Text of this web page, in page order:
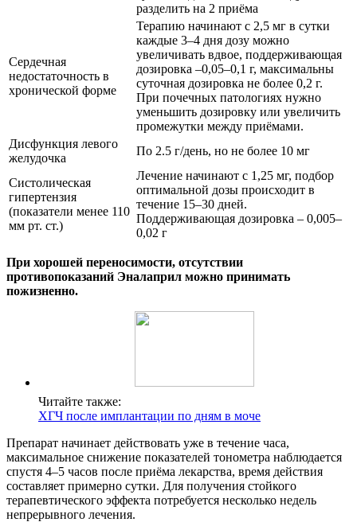
разделить на 2 приёма
Сердечная
недостаточность в
хронической форме
Терапию начинают с 2,5 мг в сутки
каждые 3–4 дня дозу можно
увеличивать вдвое, поддерживающая
дозировка –0,05–0,1 г, максимальны
суточная дозировка не более 0,2 г.
При почечных патологиях нужно
уменьшить дозировку или увеличить
промежутки между приёмами.
Дисфункция левого
желудочка
По 2.5 г/день, но не более 10 мг
Систолическая
гипертензия
(показатели менее 110
мм рт. ст.)
Лечение начинают с 1,25 мг, подбор
оптимальной дозы происходит в
течение 15–30 дней.
Поддерживающая дозировка – 0,005–
0,02 г
При хорошей переносимости, отсутствии
противопоказаний Эналаприл можно принимать
пожизненно.
Читайте также:
ХГЧ после имплантации по дням в моче
Препарат начинает действовать уже в течение часа,
максимальное снижение показателей тонометра наблюдается
спустя 4–5 часов после приёма лекарства, время действия
составляет примерно сутки. Для получения стойкого
терапевтического эффекта потребуется несколько недель
непрерывного лечения.